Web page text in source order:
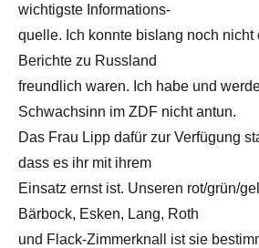
wichtigste Informations-
quelle. Ich konnte bislang noch nicht
Berichte zu Russland
freundlich waren. Ich habe und
Schwachsinn im ZDF nicht antun.
Das Frau Lipp dafür zur Verfügung
dass es ihr mit ihrem
Einsatz ernst ist. Unseren rot/grün/
Bärbock, Esken, Lang, Roth
und Flack-Zimmerknall ist sie